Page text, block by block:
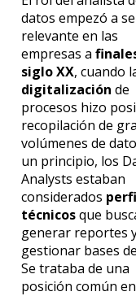
datos empezó a
relevante en las
empresas a
siglo XX, cuando
digitalización de
procesos hizo
recopilación de
volúmenes de
un principio, los
Analysts estaban
considerados
técnicosque
generar reportes
gestionar bases
Se trataba de una
posición común en